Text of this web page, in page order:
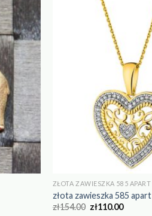
ZŁOTA ZAWIESZKA 585 APART
złota zawieszka 585 apart
zł154.00 zł110.00